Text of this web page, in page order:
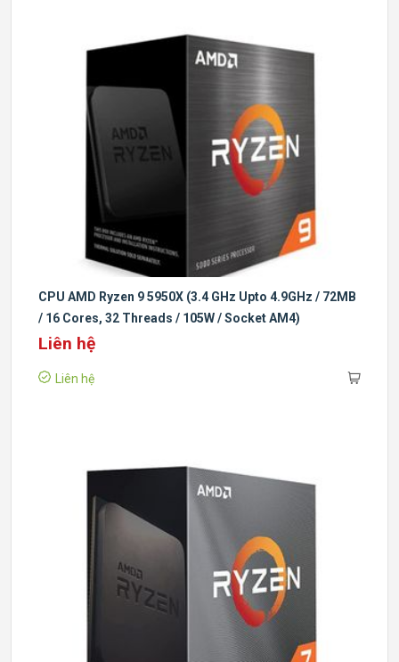
CPU AMD Ryzen 9 5950X (3.4 GHz Upto 4.9GHz / 72MB
/ 16 Cores, 32 Threads / 105W / Socket AM4)
Liên hệ
Liên hệ